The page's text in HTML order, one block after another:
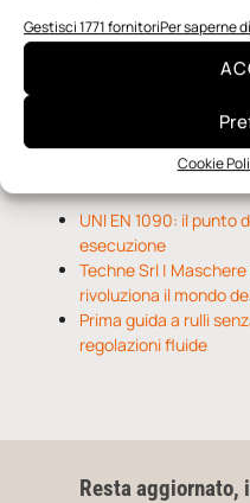
Gestisci 1771 fornitoriPer saperne
Cookie
Una nuova mano
O-Ring, tecnica e
Notizie da Il
UNI EN 1090: il
esecuzione
Techne Srl |
rivoluziona il mondo
Prima guida a rulli
regolazioni fluide
Resta